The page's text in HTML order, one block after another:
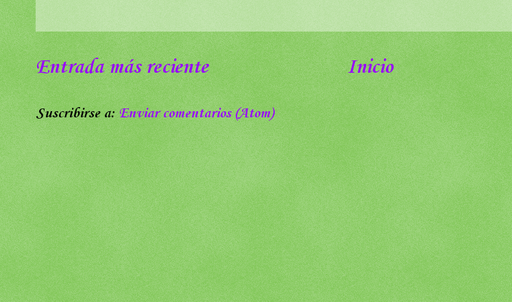
Entrada más reciente Inicio
Suscribirse a:Enviar comentarios (Atom)